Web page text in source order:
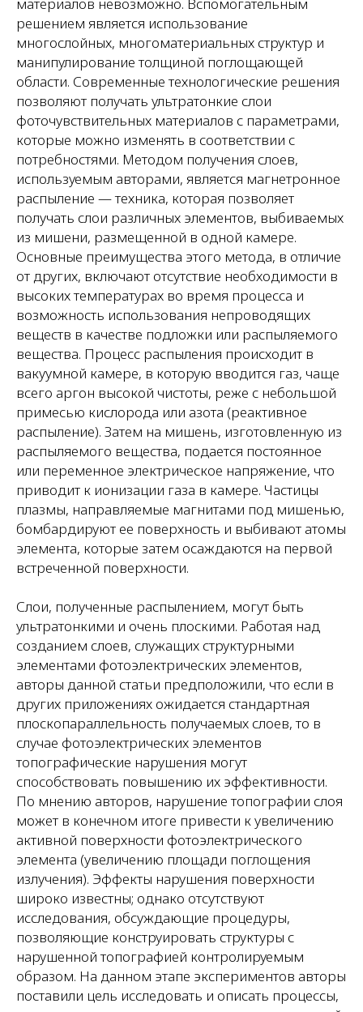
решением является использование
многослойных, многоматериальных структур и
манипулирование толщиной поглощающей
области. Современные технологические решения
позволяют получать ультратонкие слои
фоточувствительных материалов с параметрами,
которые можно изменять в соответствии с
потребностями. Методом получения слоев,
используемым авторами, является магнетронное
распыление — техника, которая позволяет
получать слои различных элементов, выбиваемых
из мишени, размещенной в одной камере.
Основные преимущества этого метода, в отличие
от других, включают отсутствие необходимости в
высоких температурах во время процесса и
возможность использования непроводящих
веществ в качестве подложки или распыляемого
вещества. Процесс распыления происходит в
вакуумной камере, в которую вводится газ, чаще
всего аргон высокой чистоты, реже с небольшой
примесью кислорода или азота (реактивное
распыление). Затем на мишень, изготовленную из
распыляемого вещества, подается постоянное
или переменное электрическое напряжение, что
приводит к ионизации газа в камере. Частицы
плазмы, направляемые магнитами под мишенью,
бомбардируют ее поверхность и выбивают атомы
элемента, которые затем осаждаются на первой
встреченной поверхности.
Слои, полученные распылением, могут быть
ультратонкими и очень плоскими. Работая над
созданием слоев, служащих структурными
элементами фотоэлектрических элементов,
авторы данной статьи предположили, что если в
других приложениях ожидается стандартная
плоскопараллельность получаемых слоев, то в
случае фотоэлектрических элементов
топографические нарушения могут
способствовать повышению их эффективности.
По мнению авторов, нарушение топографии слоя
может в конечном итоге привести к увеличению
активной поверхности фотоэлектрического
элемента (увеличению площади поглощения
излучения). Эффекты нарушения поверхности
широко известны; однако отсутствуют
исследования, обсуждающие процедуры,
позволяющие конструировать структуры с
нарушенной топографией контролируемым
образом. На данном этапе экспериментов авторы
поставили цель исследовать и описать процессы,